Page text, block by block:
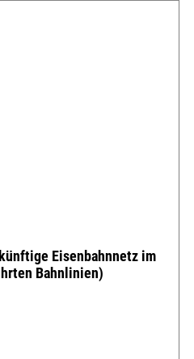
Eisenbahnnetz im
Bahnlinien)